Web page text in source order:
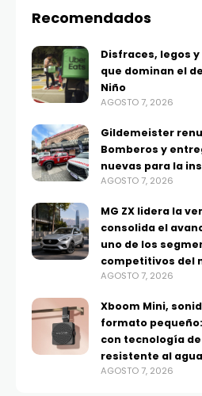
Recomendados
Disfraces, legos
que dominan el
Niño
AGOSTO 7, 2026
Gildemeister
Bomberos y
nuevas para la
AGOSTO 7, 2026
MG ZX lidera la
consolida el
uno de los
competitivos del
AGOSTO 7, 2026
Xboom Mini,
formato
con tecnología
resistente al
AGOSTO 7, 2026